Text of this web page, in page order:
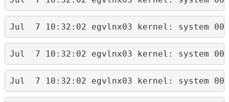
Jul  7 10:32:02 egvlnx03 kernel: system
Jul  7 10:32:02 egvlnx03 kernel: system
Jul  7 10:32:02 egvlnx03 kernel: system